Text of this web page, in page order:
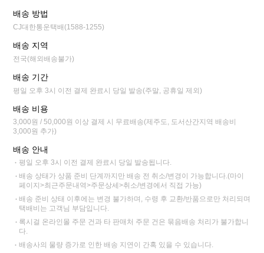
배송 방법
CJ대한통운택배(1588-1255)
배송 지역
전국(해외배송불가)
배송 기간
평일 오후 3시 이전 결제 완료시 당일 발송(주말, 공휴일 제외)
배송 비용
3,000원 / 50,000원 이상 결제 시 무료배송(제주도, 도서산간지역 배송비
3,000원 추가)
배송 안내
평일 오후 3시 이전 결제 완료시 당일 발송됩니다.
배송 상태가 상품 준비 단계까지만 배송 전 취소/변경이 가능합니다.(마이
페이지>최근주문내역>주문상세>취소/변경에서 직접 가능)
배송 준비 상태 이후에는 변경 불가하며, 수령 후 교환/반품으로만 처리되며
택배비는 고객님 부담입니다.
록시걸 온라인몰 주문 건과 타 판매처 주문 건은 묶음배송 처리가 불가합니
다.
배송사의 물량 증가로 인한 배송 지연이 간혹 있을 수 있습니다.